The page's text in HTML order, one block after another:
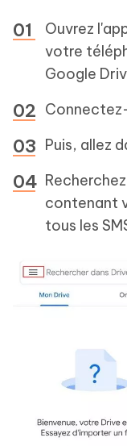
Ouvrez
votre
Google
Puis, allez
contenant
tous les